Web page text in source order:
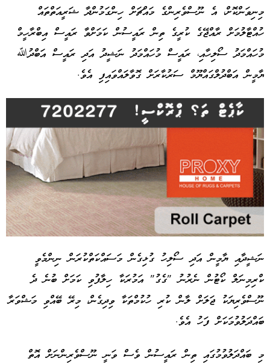
މިނިވަންކޮށް، އެ ނޫސްވެރިންގެ މައްޗަށް ހިންގަމުންދާ ޝަރީއަތްތައް
ހުއްޓާލުމަށް ރާއްޖޭގެ ކުރީގެ ތިން ރައީސުން ކަމަށްވާ ރައީސް އިބްރާހީމް
މުހައްމަދު ސޯލިހާއި، ރައީސް މުހައްމަދު ނަޝީދު އަދި ރައީސް އަބްދުﷲ
ޔާމީން އަބްދުލްގައްޔޫމް ސަރުކާރަށް ގޮވާލައްވައިފި އެވެ.
Advertisement
ނަޝީދާއި ޔާމީން އަދި ސޯލިހު ގުޅިގެން މަސައްކަތްކުރަން ނިންމެވީ
ކްރިމިނަލް ކޯޓުން ނެރުނު "ގެގު" އަމުރަކާ ހިލާފުވި ކަމަށް ބުނެ ދެ
ނޫސްވެރިޔަކު ޖަލަށް ލާން ކުރި ހުކުމްތަކާ ވިދިގެން، މިރޭ ބޭއްވި މަޝްވަރާ
ބައްދަލުވުމަކަށް ފަހު އެވެ.
މި ބައްދަލުވުމުގައި ތިން ރައީސުން ވެސް ވަނީ ނޫސްވެރިންނަށް އޮތް